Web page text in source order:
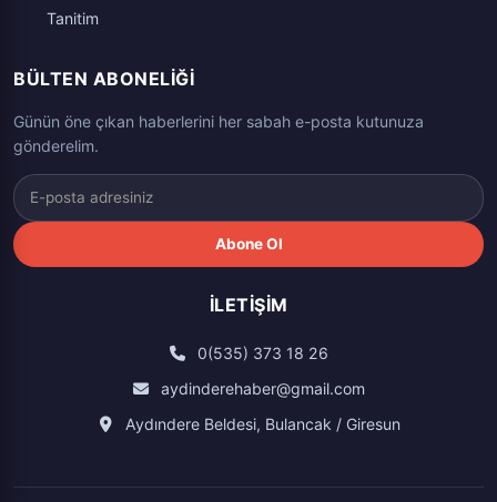
Tanitim
BÜLTEN ABONELIĞI
Günün öne çıkan haberlerini her sabah e-posta kutunuza
gönderelim.
Abone Ol
İLETIŞIM
0(535) 373 18 26
aydinderehaber@gmail.com
Aydındere Beldesi, Bulancak / Giresun